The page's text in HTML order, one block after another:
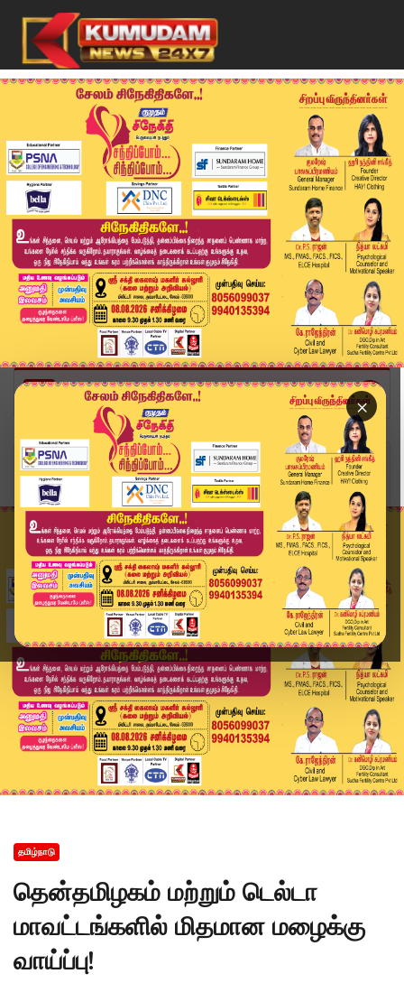
×
Home
தமிழ்நாடு
தென்தமிழகம் மற்றும் டெல்டா மாவட்டங்களில் மிதமான...
தமிழ்நாடு
தென்தமிழகம் மற்றும் டெல்டா
மாவட்டங்களில் மிதமான மழைக்கு
வாய்ப்பு!